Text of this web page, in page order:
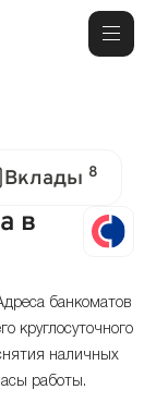
Вклады 8
в
банкоматов
круглосуточного
наличных
работы.